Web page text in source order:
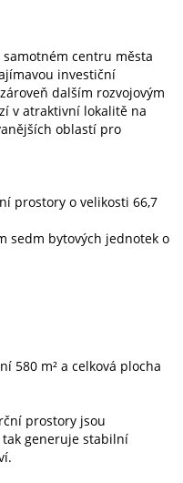
centru města
investiční
dalším rozvojovým
v atraktivní lokalitě na
oblastí pro
prostory o velikosti 66,7
sedm bytových jednotek o
580 m² a celková plocha
prostory jsou
generuje stabilní